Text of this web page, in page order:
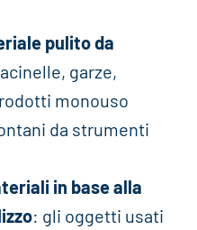
pulito da
garze,
monouso
da strumenti
in base alla
: gli oggetti usati